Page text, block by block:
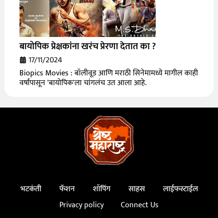
बायोपिक प्रेक्षकांना खरंच प्रेरणा देतात का ?
17/11/2024
Biopics Movies : बॉलीवूड आणि मराठी सिनेमामध्ये मागील काही
वर्षांपासून 'बायोपिक'ला चांगलंच उत आला आहे.
भटकंती फॅशन शॉपिंग साहस
लाईफस्टाईल
Privacy policy
Connect Us